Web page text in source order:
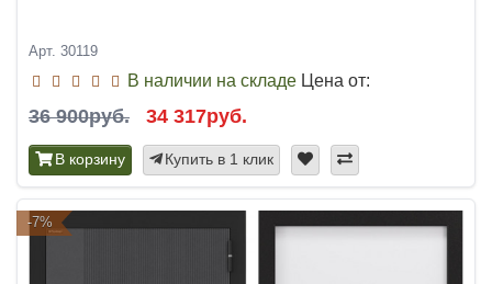
Арт. 30119
В наличии на складе Цена от:
36 900руб. 34 317руб.
В корзину Купить в 1 клик
-7%